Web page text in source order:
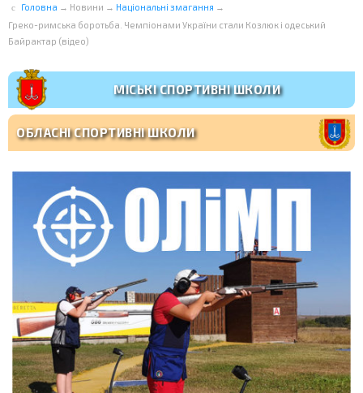
Головна → Новини → Національні змагання →
Греко-римська боротьба. Чемпіонами України стали Козлюк і одеський
Байрактар (відео)
МІСЬКІ СПОРТИВНІ ШКОЛИ
ОБЛАСНІ СПОРТИВНІ ШКОЛИ